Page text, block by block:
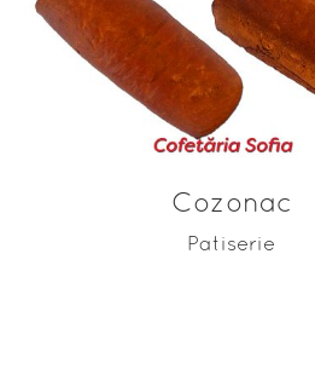
ADAUGĂ ÎN COȘ
Cozonac
Patiserie